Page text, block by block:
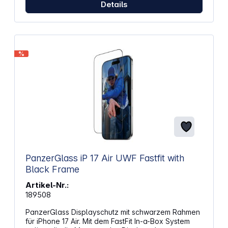
Details
%
PanzerGlass iP 17 Air UWF Fastfit with
Black Frame
Artikel-Nr.:
189508
PanzerGlass Displayschutz mit schwarzem Rahmen
für iPhone 17 Air. Mit dem FastFit In-a-Box System